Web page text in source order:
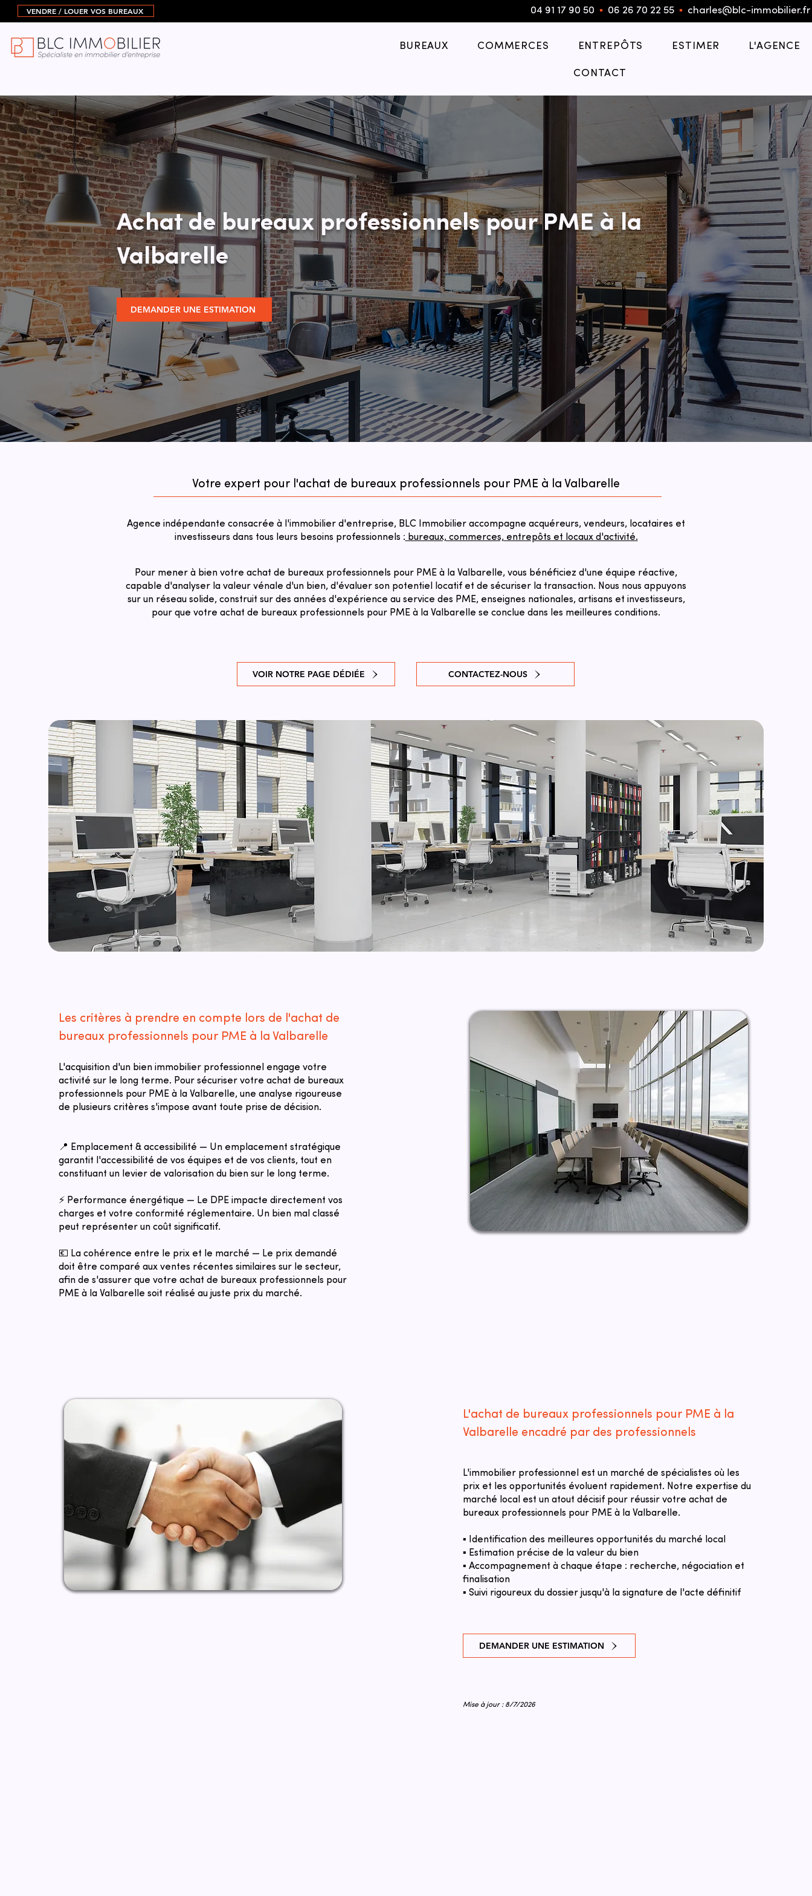
VENDRE / LOUER VOS BUREAUX 04 91 17 90 50 ▪︎ 06 26 70 22 55 ▪︎ charles@blc-immobilier.fr
BUREAUX COMMERCES ENTREPÔTS ESTIMER L'AGENCE
CONTACT
Achat de bureaux professionnels pour PME à la
Valbarelle
DEMANDER UNE ESTIMATION
Votre expert pour l'achat de bureaux professionnels pour PME à la Valbarelle
Agence indépendante consacrée à l'immobilier d'entreprise, BLC Immobilier accompagne acquéreurs, vendeurs, locataires et
investisseurs dans tous leurs besoins professionnels : bureaux, commerces, entrepôts et locaux d'activité.
Pour mener à bien votre achat de bureaux professionnels pour PME à la Valbarelle, vous bénéficiez d'une équipe réactive,
capable d'analyser la valeur vénale d'un bien, d'évaluer son potentiel locatif et de sécuriser la transaction. ​Nous nous appuyons
sur un réseau solide, construit sur des années d'expérience au service des PME, enseignes nationales, artisans et investisseurs,
pour que votre achat de bureaux professionnels pour PME à la Valbarelle se conclue dans les meilleures conditions.
VOIR NOTRE PAGE DÉDIÉE CONTACTEZ-NOUS
Les critères à prendre en compte lors de l'achat de
bureaux professionnels pour PME à la Valbarelle
L'acquisition d'un bien immobilier professionnel engage votre
activité sur le long terme. Pour sécuriser votre achat de bureaux
professionnels pour PME à la Valbarelle, une analyse rigoureuse
de plusieurs critères s'impose avant toute prise de décision.
📍 Emplacement & accessibilité — Un emplacement stratégique
garantit l'accessibilité de vos équipes et de vos clients, tout en
constituant un levier de valorisation du bien sur le long terme.
⚡ Performance énergétique — Le DPE impacte directement vos
charges et votre conformité réglementaire. Un bien mal classé
peut représenter un coût significatif.
💶 La cohérence entre le prix et le marché — Le prix demandé
doit être comparé aux ventes récentes similaires sur le secteur,
afin de s'assurer que votre achat de bureaux professionnels pour
PME à la Valbarelle soit réalisé au juste prix du marché.
L'achat de bureaux professionnels pour PME à la
Valbarelle encadré par des professionnels
L'immobilier professionnel est un marché de spécialistes où les
prix et les opportunités évoluent rapidement. Notre expertise du
marché local est un atout décisif pour réussir votre achat de
bureaux professionnels pour PME à la Valbarelle.
▪ Identification des meilleures opportunités du marché local
▪ Estimation précise de la valeur du bien
▪ Accompagnement à chaque étape : recherche, négociation et
finalisation
▪ Suivi rigoureux du dossier jusqu'à la signature de l'acte définitif
DEMANDER UNE ESTIMATION
Mise à jour : 8/7/2026